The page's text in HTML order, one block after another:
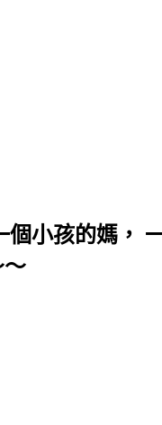
小孩的媽，
～